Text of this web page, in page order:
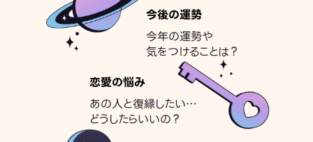
今後の運勢
今年の運勢や
気をつけることは？
恋愛の悩み
あの人と復縁したい…
どうしたらいいの？